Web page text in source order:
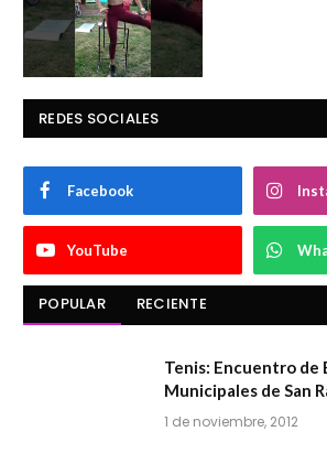
REDES SOCIALES
Facebook
YouTube
POPULAR RECIENTE
Tenis: Encuentro de
Municipales de San
1 de noviembre, 2012